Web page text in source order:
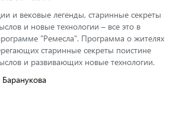
и вековые легенды, старинные секреты
и новые технологии – все это в
"Ремесла". Программа о жителях
старинные секреты поистине
и развивающих новые технологии.
Баранукова